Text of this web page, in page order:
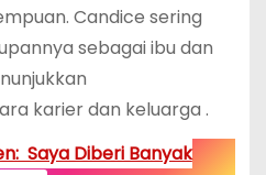
Candice sering
sebagai ibu dan
karier dan keluarga .
Saya Diberi Banyak